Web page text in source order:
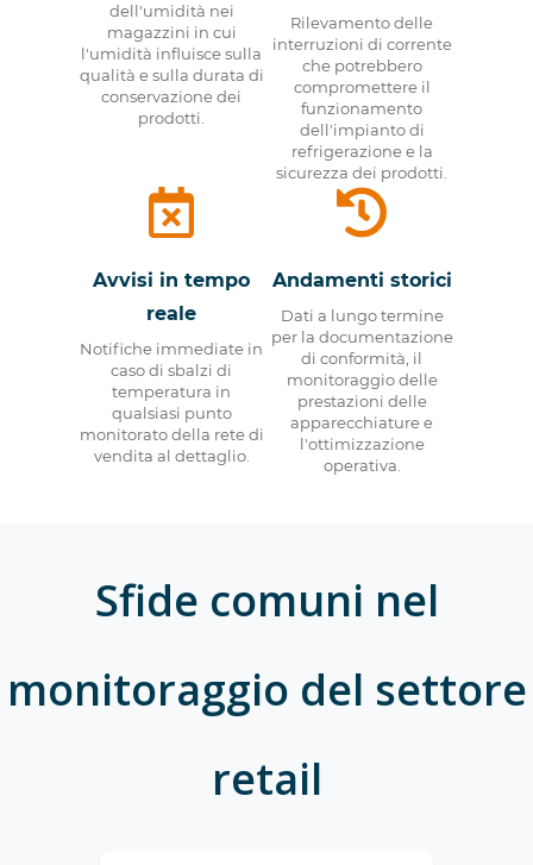
dell'umidità nei
magazzini in cui
l'umidità influisce sulla
qualità e sulla durata di
conservazione dei
prodotti.
Rilevamento delle
interruzioni di corrente
che potrebbero
compromettere il
funzionamento
dell'impianto di
refrigerazione e la
sicurezza dei prodotti.
Avvisi in tempo
reale
Notifiche immediate in
caso di sbalzi di
temperatura in
qualsiasi punto
monitorato della rete di
vendita al dettaglio.
Andamenti storici
Dati a lungo termine
per la documentazione
di conformità, il
monitoraggio delle
prestazioni delle
apparecchiature e
l'ottimizzazione
operativa.
Sfide comuni nel
monitoraggio del settore
retail